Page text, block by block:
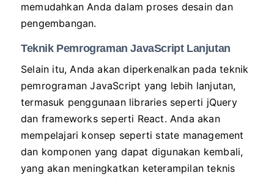
memudahkan Anda dalam proses desain dan
pengembangan.
Teknik Pemrograman JavaScript Lanjutan
Selain itu, Anda akan diperkenalkan pada teknik
pemrograman JavaScript yang lebih lanjutan,
termasuk penggunaan libraries seperti jQuery
dan frameworks seperti React. Anda akan
mempelajari konsep seperti state management
dan komponen yang dapat digunakan kembali,
yang akan meningkatkan keterampilan teknis